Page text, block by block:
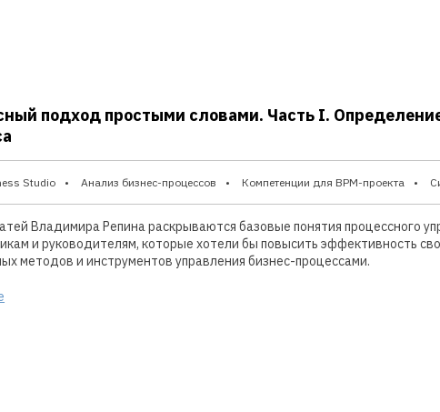
подход простыми словами. Часть I.
Studio Анализ бизнес-процессов Компетенции для BPM-проекта
Владимира Репина раскрываются базовые понятия процессного
и руководителям, которые хотели бы повысить эффективность
методов и инструментов управления бизнес-процессами.